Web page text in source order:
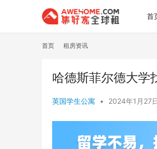
首
首页 租房资讯
哈德斯菲尔德大学
英国学生公寓 • 2024年1月27